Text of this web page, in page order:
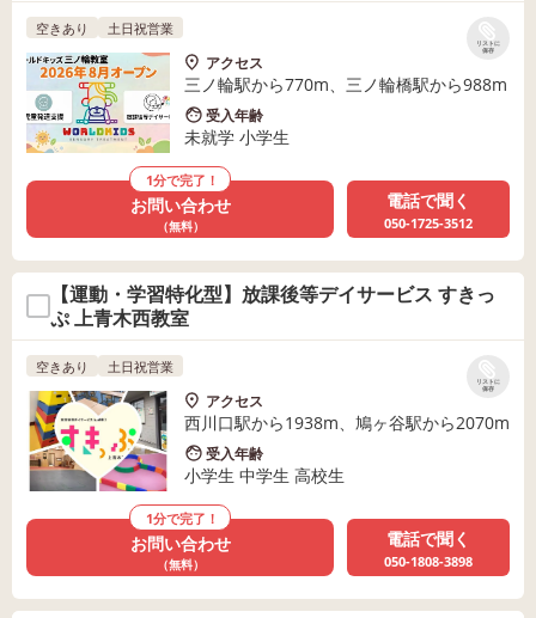
リストに
保存
空きあり 土日祝営業
アクセス
三ノ輪駅から770m、三ノ輪橋駅から988m
受入年齢
未就学 小学生
1分で完了！
お問い合わせ
（無料）
電話で聞く
050-1725-3512
【運動・学習特化型】放課後等デイサービス すきっ
ぷ 上青木西教室
リストに
保存
空きあり 土日祝営業
アクセス
西川口駅から1938m、鳩ヶ谷駅から2070m
受入年齢
小学生 中学生 高校生
1分で完了！
お問い合わせ
（無料）
電話で聞く
050-1808-3898